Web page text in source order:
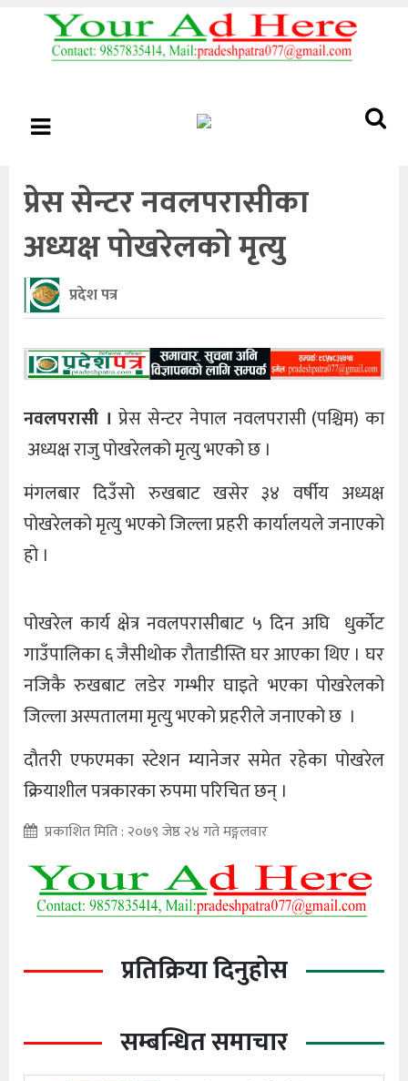
प्रेस सेन्टर नवलपरासीका
अध्यक्ष पोखरेलको मृत्यु
प्रदेश पत्र
नवलपरासी । प्रेस सेन्टर नेपाल नवलपरासी (पश्चिम) का
अध्यक्ष राजु पोखरेलको मृत्यु भएको छ ।
मंगलबार दिउँसो रुखबाट खसेर ३४ वर्षीय अध्यक्ष
पोखरेलको मृत्यु भएको जिल्ला प्रहरी कार्यालयले जनाएको
हो ।
पोखरेल कार्य क्षेत्र नवलपरासीबाट ५ दिन अघि धुर्कोट
गाउँपालिका ६ जैसीथोक रौताडीस्ति घर आएका थिए । घर
नजिकै रुखबाट लडेर गम्भीर घाइते भएका पोखरेलको
जिल्ला अस्पतालमा मृत्यु भएको प्रहरीले जनाएको छ ।
दौतरी एफएमका स्टेशन म्यानेजर समेत रहेका पोखरेल
क्रियाशील पत्रकारका रुपमा परिचित छन् ।
प्रकाशित मिति : २०७९ जेष्ठ २४ गते मङ्गलवार
प्रतिक्रिया दिनुहोस
सम्बन्धित समाचार